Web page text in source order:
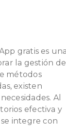
gratis es
la gestión de
métodos
existen
Al
efectiva y
integre con